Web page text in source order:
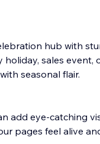
hub with
sales
seasonal flair.
add eye-catching
pages feel alive